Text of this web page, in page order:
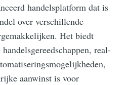
handelsplatform dat is
over verschillende
Het biedt
real-
aanwinst is voor